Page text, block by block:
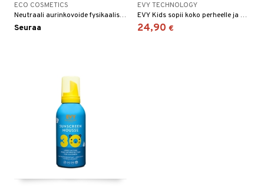
ECO COSMETICS
Neutraali aurinkovoide fysikaalisella suodattimella, suojaten UVA- ja UVB-säteiltä. Vedenkestävä.
Seuraa
EVY TECHNOLOGY
EVY Kids sopii koko perheelle ja se antaa intensiivisen, vedenpitävän aurinkosuojan.
24,90 €